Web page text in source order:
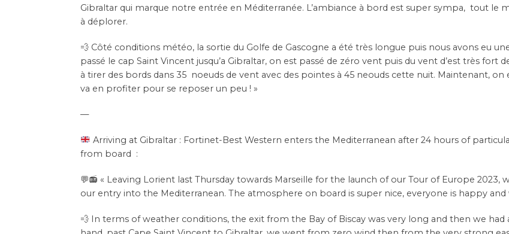
Gibraltar qui marque notre entrée en Méditerranée. L’ambiance à bord est super sympa, tout le
à déplorer.
💨 Côté conditions météo, la sortie du Golfe de Gascogne a été très longue puis nous avons eu
passé le cap Saint Vincent jusqu’a Gibraltar, on est passé de zéro vent puis du vent d’est très fort
à tirer des bords dans 35 noeuds de vent avec des pointes à 45 neouds cette nuit. Maintenant,
va en profiter pour se reposer un peu ! »
—
Arriving at Gibraltar : Fortinet-Best Western enters the Mediterranean after 24 hours of
from board :
💬📻 « Leaving Lorient last Thursday towards Marseille for the launch of our Tour of Europe
our entry into the Mediterranean. The atmosphere on board is super nice, everyone is happy
💨 In terms of weather conditions, the exit from the Bay of Biscay was very long and then we